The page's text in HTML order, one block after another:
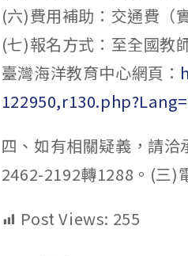
(六)費用補助：交通費（
(七)報名方式：至全國教
臺灣海洋教育中心網頁：
四、如有相關疑義，請
2462-2192轉1288。(三
Post Views: 255